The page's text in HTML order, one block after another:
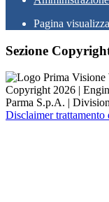
Pagina
Sezione
Copyright 2026 |
Parma S.p.A. |
Disclaimer trattamento